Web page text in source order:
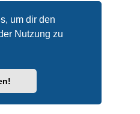
um dir den
Nutzung zu